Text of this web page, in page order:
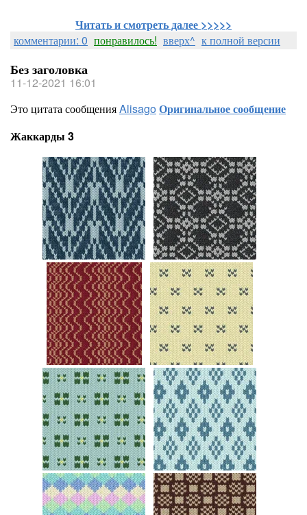
Читать и смотреть далее >>>>>
комментарии: 0 понравилось! вверх^ к полной версии
Без заголовка
11-12-2021 16:01
Это цитата сообщенияAlisagoОригинальное сообщение
Жаккарды 3